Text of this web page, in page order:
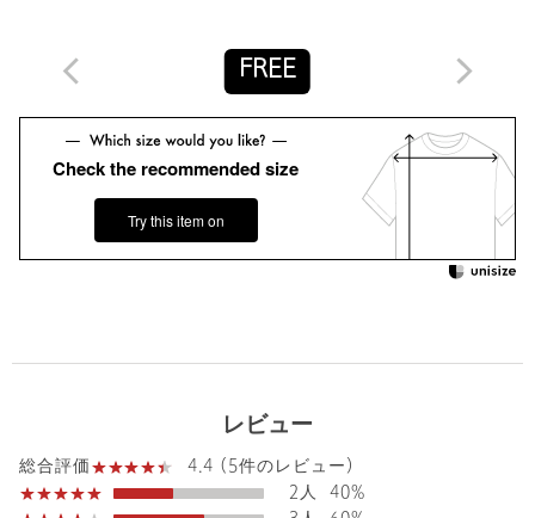
注文キャンセル 対象商品
返品等について
本体；コットン76％ ポリエステル18％ カシミヤ
6％ 別布；ポリエステル100％
洗濯表示 ドライクリーニング
FREE
Check the recommended size
Try this item on
レビュー
総合評価
4.4 (5件のレビュー)
2人
40%